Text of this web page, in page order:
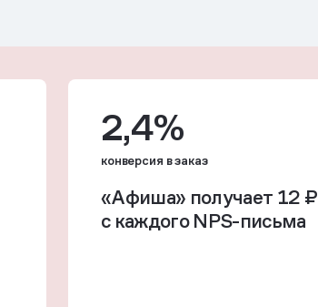
2,4%
конверсия в заказ
«Афиша» получает 12 ₽
с каждого NPS-письма